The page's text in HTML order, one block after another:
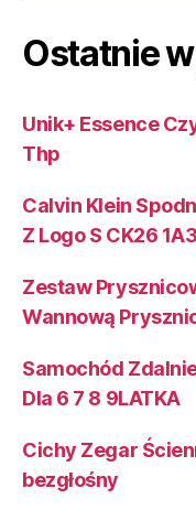
Ostatnie
Unik+ Essence
Thp
Calvin Klein
Z Logo S CK26
Zestaw
Wannową
Samochód
Dla 6 7 8 9LATKA
Cichy Zegar
bezgłośny